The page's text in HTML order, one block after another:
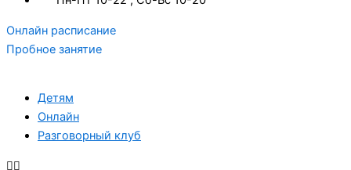
Онлайн расписание
Пробное занятие
Детям
Онлайн
Разговорный клуб